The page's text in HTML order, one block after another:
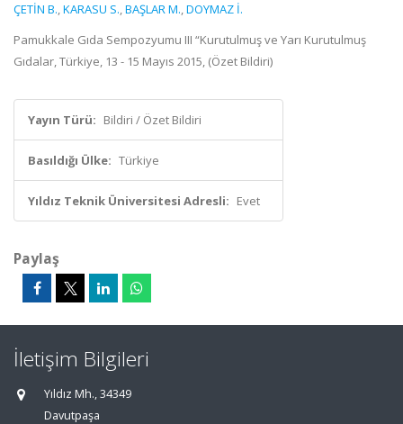
ÇETİN B.,KARASU S.,BAŞLAR M.,DOYMAZ İ.
Pamukkale Gıda Sempozyumu III “Kurutulmuş ve Yarı Kurutulmuş
Gıdalar, Türkiye, 13 - 15 Mayıs 2015, (Özet Bildiri)
Yayın Türü: Bildiri / Özet Bildiri
Basıldığı Ülke: Türkiye
Yıldız Teknik Üniversitesi Adresli: Evet
Paylaş
İletişim Bilgileri
Yıldız Mh., 34349
Davutpaşa